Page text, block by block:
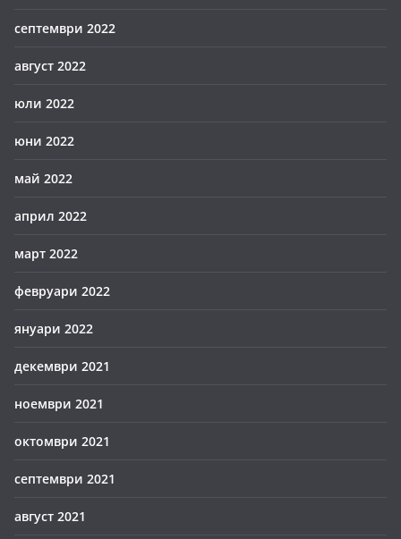
септември 2022
август 2022
юли 2022
юни 2022
май 2022
април 2022
март 2022
февруари 2022
януари 2022
декември 2021
ноември 2021
октомври 2021
септември 2021
август 2021